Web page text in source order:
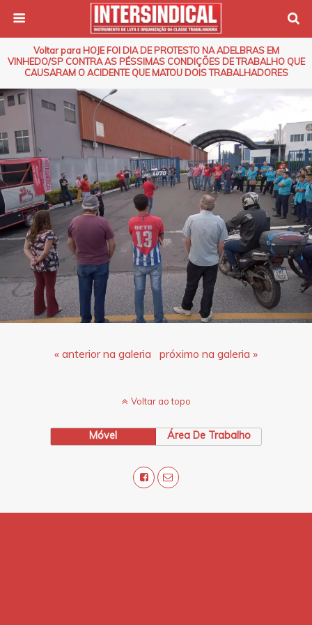
Voltar para HOJE FOI DIA DE PROTESTO NA ADELBRAS EM
VINHEDO/SP CONTRA AS PÉSSIMAS CONDIÇÕES DE TRABALHO QUE
CAUSARAM O ACIDENTE QUE MATOU DOIS TRABALHADORES
« anterior na galeria próximo na galeria »
Voltar ao topo
Móvel Área De Trabalho